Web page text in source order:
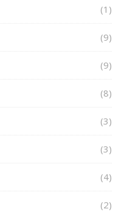
(1)
(9)
(9)
(8)
(3)
(3)
(4)
(2)